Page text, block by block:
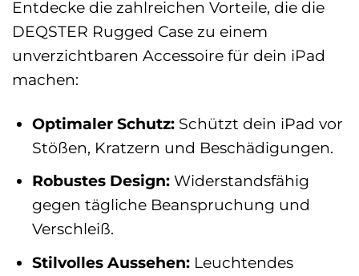
Entdecke die zahlreichen Vorteile, die die
DEQSTER Rugged Case zu einem
unverzichtbaren Accessoire für dein iPad
machen:
Optimaler Schutz: Schützt dein iPad vor
Stößen, Kratzern und Beschädigungen.
Robustes Design: Widerstandsfähig
gegen tägliche Beanspruchung und
Verschleiß.
Stilvolles Aussehen: Leuchtendes